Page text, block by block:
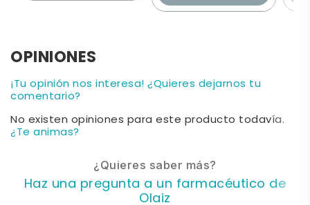
OPINIONES
¡Tu opinión nos interesa! ¿Quieres dejarnos tu
comentario?
No existen opiniones para este producto todavía.
¿Te animas?
¿Quieres saber más?
Haz una pregunta a un farmacéutico de
Olaiz